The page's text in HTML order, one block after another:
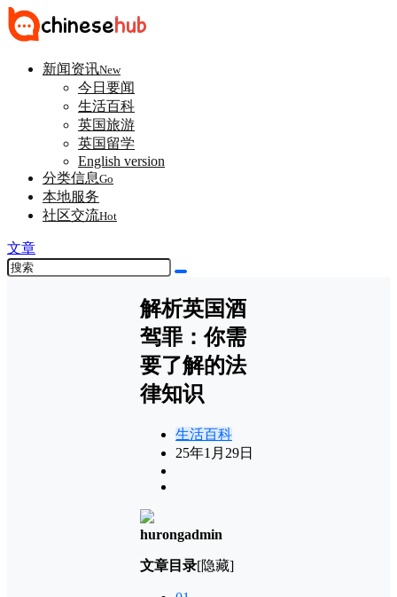
新闻资讯New
今日要闻
生活百科
英国旅游
英国留学
English version
分类信息Go
本地服务
社区交流Hot
文章
解析英国酒
驾罪：你需
要了解的法
律知识
生活百科
25年1月29日
hurongadmin
文章目录[隐藏]